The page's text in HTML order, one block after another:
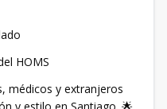
HOMS
médicos y extranjeros